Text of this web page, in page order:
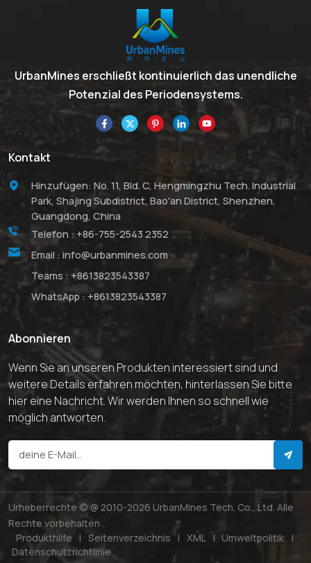
UrbanMines erschließt kontinuierlich das unendliche
Potenzial des Periodensystems.
Kontakt
Hinzufügen: No. 11, Bld. C, Hengmingzhu Tech. Industrial
Park, Shajing Subdistrict, Bao'an District, Shenzhen,
Guangdong, China
Telefon : +86-755-2543 2352
Email : info@urbanmines.com
Teams : +8613823543387
WhatsApp : +8613823543387
Abonnieren
Wenn Sie an unseren Produkten interessiert sind und
weitere Details erfahren möchten, hinterlassen Sie bitte
hier eine Nachricht. Wir werden Ihnen so schnell wie
möglich antworten.
Urheberrechte © @ 2010-2026 UrbanMines Tech. Co., Ltd. Alle
Rechte vorbehalten .
Produkthilfe | Seitenverzeichnis | XML | Umweltpolitik |
Datenschutzrichtlinie